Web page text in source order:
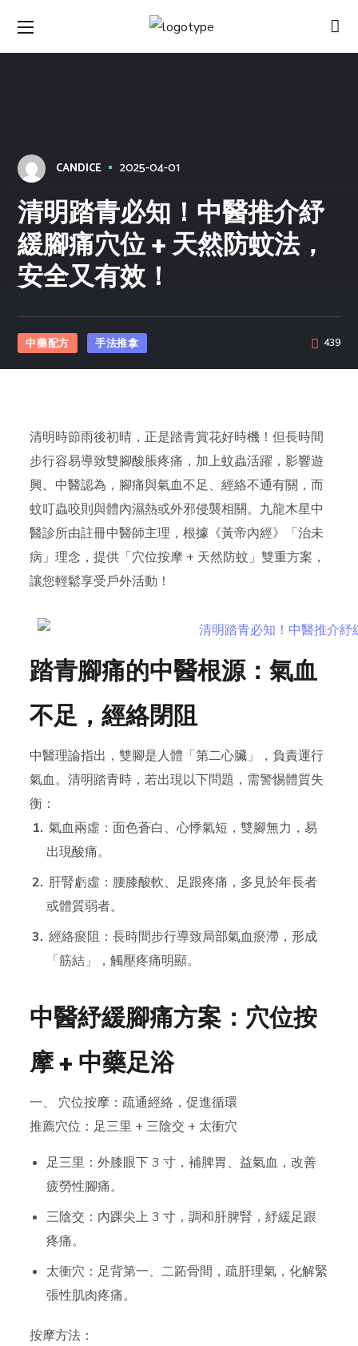
CANDICE 2025-04-01
清明踏青必知！中醫推介紓
緩腳痛穴位 + 天然防蚊法，
安全又有效！
中藥配方 手法推拿 439
清明時節雨後初晴，正是踏青賞花好時機！但長時間
步行容易導致雙腳酸脹疼痛，加上蚊蟲活躍，影響遊
興。中醫認為，腳痛與氣血不足、經絡不通有關，而
蚊叮蟲咬則與體內濕熱或外邪侵襲相關。九龍木星中
醫診所由註冊中醫師主理，根據《黃帝內經》「治未
病」理念，提供「穴位按摩 + 天然防蚊」雙重方案，
讓您輕鬆享受戶外活動！
踏青腳痛的中醫根源：氣血
不足，經絡閉阻
中醫理論指出，雙腳是人體「第二心臟」，負責運行
氣血。清明踏青時，若出現以下問題，需警惕體質失
衡：
氣血兩虛：面色蒼白、心悸氣短，雙腳無力，易
出現酸痛。
肝腎虧虛：腰膝酸軟、足跟疼痛，多見於年長者
或體質弱者。
經絡瘀阻：長時間步行導致局部氣血瘀滯，形成
「筋結」，觸壓疼痛明顯。
中醫紓緩腳痛方案：穴位按
摩 + 中藥足浴
一、 穴位按摩：疏通經絡，促進循環
推薦穴位：足三里 + 三陰交 + 太衝穴
足三里：外膝眼下 3 寸，補脾胃、益氣血，改善
疲勞性腳痛。
三陰交：內踝尖上 3 寸，調和肝脾腎，紓緩足跟
疼痛。
太衝穴：足背第一、二跖骨間，疏肝理氣，化解緊
張性肌肉疼痛。
按摩方法：